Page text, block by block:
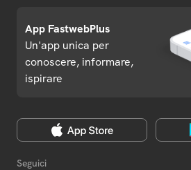
App FastwebPlus
Un'app unica per
conoscere, informare,
ispirare
Seguici